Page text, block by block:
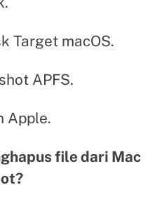
Target macOS.
APFS.
Apple.
file dari Mac